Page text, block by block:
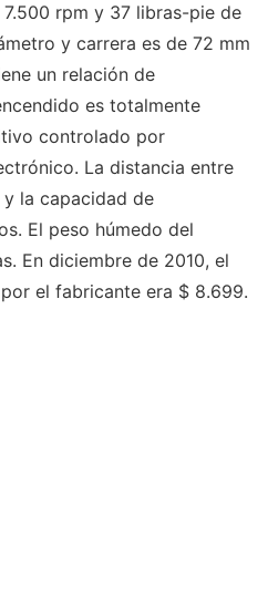
rpm y 37 libras-pie de
y carrera es de 72 mm
un relación de
es totalmente
controlado por
La distancia entre
la capacidad de
El peso húmedo del
En diciembre de 2010, el
el fabricante era $ 8.699.